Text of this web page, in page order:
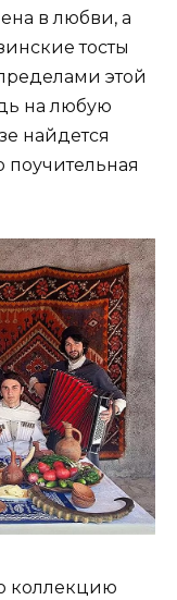
в любви, а
тосты
этой
на любую
найдется
поучительная
коллекцию